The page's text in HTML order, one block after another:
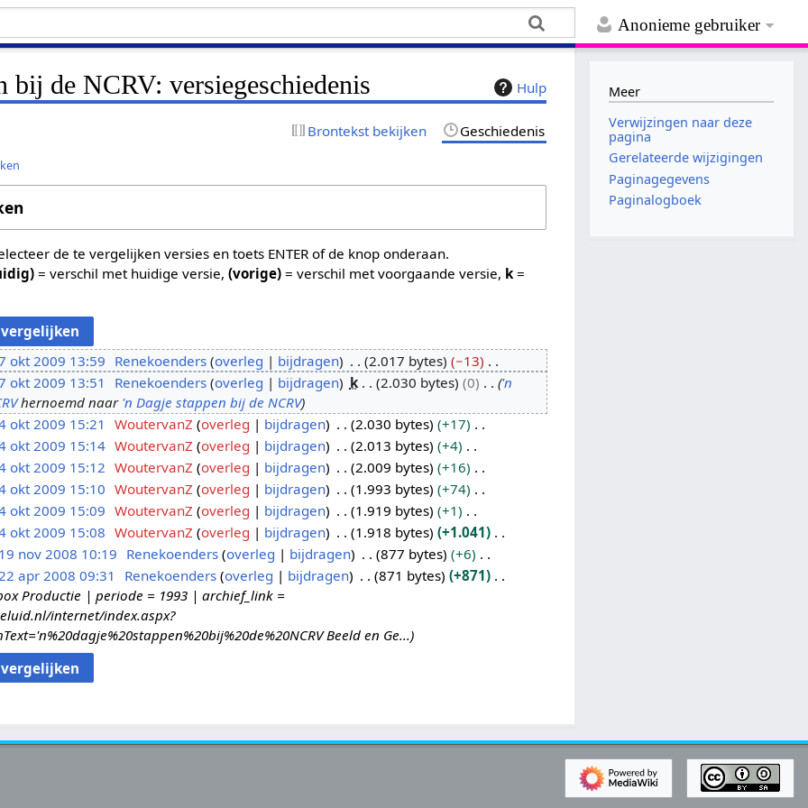
Anonieme gebruiker
Hulp
bij de NCRV: versiegeschiedenis
Brontekst bekijken Geschiedenis
de te vergelijken versies en toets ENTER of de knop onderaan.
= verschil met huidige versie,(vorige) = verschil met voorgaande versie, k =
okt 2009 13:59 Renekoenders overleg bijdragen 2.017 bytes
−13
okt 2009 13:51 Renekoenders overleg bijdragen k 2.030 bytes 0
'n
hernoemd naar 'n Dagje stappen bij de NCRV
okt 2009 15:21 WoutervanZ overleg bijdragen 2.030 bytes
+17
okt 2009 15:14 WoutervanZ overleg bijdragen 2.013 bytes
+4
okt 2009 15:12 WoutervanZ overleg bijdragen 2.009 bytes
+16
okt 2009 15:10 WoutervanZ overleg bijdragen 1.993 bytes
+74
okt 2009 15:09 WoutervanZ overleg bijdragen 1.919 bytes
+1
okt 2009 15:08 WoutervanZ overleg bijdragen 1.918 bytes
+1.041
19 nov 2008 10:19 Renekoenders overleg bijdragen 877 bytes
+6
apr 2008 09:31 Renekoenders overleg bijdragen 871 bytes
+871
Productie | periode = 1993 | archief_link =
internet/index.aspx?
Beeld en Ge...
Meer
Verwijzingen naar deze
pagina
Gerelateerde wijzigingen
Paginagegevens
Paginalogboek